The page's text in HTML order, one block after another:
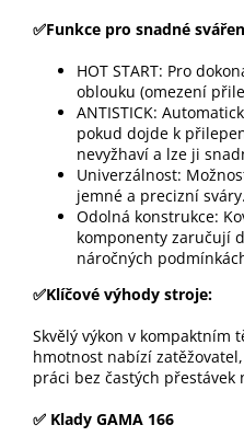
✅Funkce pro snadné
HOT START: Pro
oblouku (omezení
ANTISTICK:
pokud dojde k
nevyžhaví a lze ji
Univerzálnost:
jemné a precizní sváry.
Odolná konstrukce:
komponenty zaručují
náročných
✅Klíčové výhody stroje:
Skvělý výkon v kompaktním
hmotnost nabízí
práci bez častých přestávek
✅ Klady GAMA 166